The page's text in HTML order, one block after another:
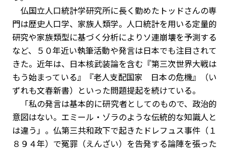
仏国立人口統計学研究所に長く勤めたトッドさんの専
門は歴史人口学、家族人類学。人口統計を用いる定量的
研究や家族類型に基づく分析によりソ連崩壊を予測する
など、５０年近い執筆活動や発言は日本でも注目されて
きた。近年は、日本核武装論を含む『第三次世界大戦は
もう始まっている』『老人支配国家 日本の危機』（い
ずれも文春新書）といった問題提起を続けている。
「私の発言は基本的に研究者としてのもので、政治的
意図はない。エミール・ゾラのような伝統的な知識人と
は違う」。仏第三共和政下で起きたドレフュス事件（１
８９４年）で冤罪（えんざい）を告発する論陣を張った